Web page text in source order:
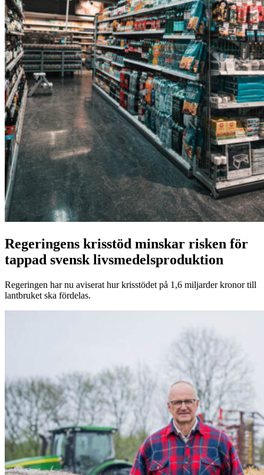
Regeringens krisstöd minskar risken för
tappad svensk livsmedelsproduktion
Regeringen har nu aviserat hur krisstödet på 1,6 miljarder kronor till
lantbruket ska fördelas.